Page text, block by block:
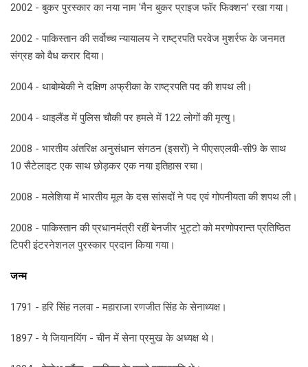
2002 - बुकर पुरस्कार का नया नाम 'मैन बुकर प्राइज फॉर फिक्शन' रखा गया।
2002 - पाकिस्तान की सर्वोच्च न्यायालय ने राष्ट्रपति परवेज मुशर्रफ के जनमत
संग्रह को वैध करार दिया।
2004 - थाबोम्बेकी ने दक्षिण अफ्रीका के राष्ट्रपति पद की शपथ ली।
2004 - थाइलैंड में पुलिस चौकी पर हमले में 122 लोगों की मृत्यु।
2008 - भारतीय अंतरिक्ष अनुसंधान संगठन (इसरों) ने पीएसएलवी-सी9 के साथ
10 सैटेलाइट एक साथ छोड़कर एक नया इतिहास रचा।
2008 - मलेशिया में भारतीय मूल के दस सांसदों ने पद एवं गोपनीयता की शपथ ली।
2008 - पाकिस्तान की प्रधानमंत्री रहीं बेनजीर भुट्टो को मरणोपरान्त प्रतिष्ठित
टिपरी इंटरनेशनल पुरस्कार प्रदान किया गया।
जन्म
1791 - हरि सिंह नलवा - महाराजा रणजीत सिंह के सेनाध्यक्ष।
1897 - ये जियानयिंग - चीन में सेना प्रमुख के अध्यक्ष थे।